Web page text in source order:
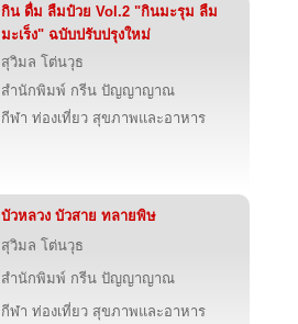
กิน ดื่ม ลืมป๋วย Vol.2 "กินมะรุม ลืม
มะเร็ง" ฉบับปรับปรุงใหม่
สุวิมล โต่นวุธ
สำนักพิมพ์ กรีน ปัญญาญาณ
กีฬา ท่องเที่ยว สุขภาพและอาหาร
บัวหลวง บัวสาย ทลายพิษ
สุวิมล โต่นวุธ
สำนักพิมพ์ กรีน ปัญญาญาณ
กีฬา ท่องเที่ยว สุขภาพและอาหาร